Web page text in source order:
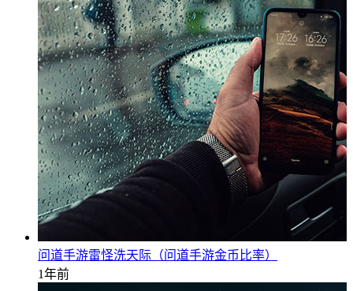
问道手游雷怪洗天际（问道手游金币比率）
1年前